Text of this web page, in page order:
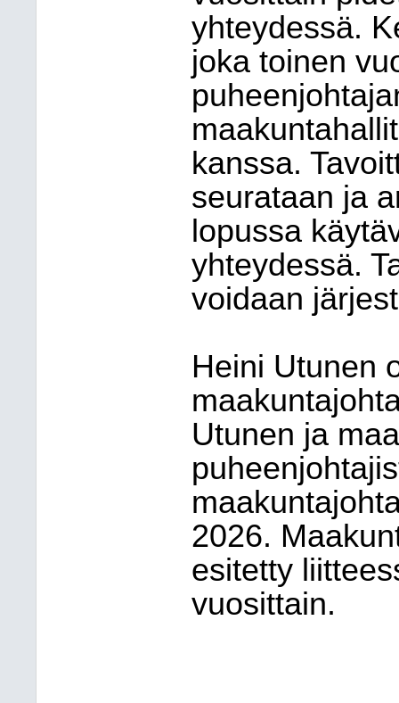
yhteydessä.
joka toinen
kanssa.
seurataan ja
lopussa
yhteydessä.
voidaan
Heini Utunen
Utunen ja
2026.
esitetty
vuosittain.